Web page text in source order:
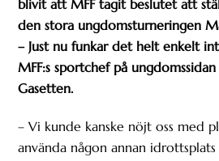
blivit att MFF tagit beslutet att
den stora ungdomsturneringen
– Just nu funkar det helt enkelt
MFF:s sportchef på
Gasetten.
– Vi kunde kanske nöjt oss med
använda någon annan